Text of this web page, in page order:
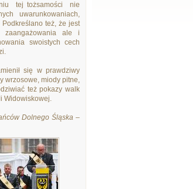
tej tożsamości nie
uwarunkowaniach,
też, że jest
ale i
swoistych cech
się w prawdziwy
wrzosowe, miody pitne,
też pokazy walk
Widowiskowej.
Dolnego Śląska –